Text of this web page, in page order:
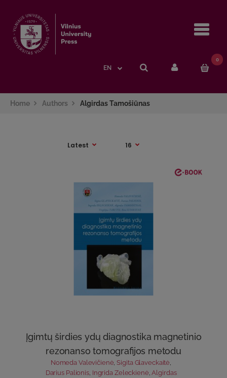
EN
0
Home Authors Algirdas Tamošiūnas
Įgimtų širdies ydų diagnostika magnetinio
rezonanso tomografijos metodu
Nomeda Valevičienė,Sigita Glaveckaitė,
Darius Palionis, Ingrida Zeleckienė,Algirdas